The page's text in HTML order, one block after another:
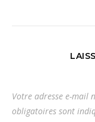
Votre adresse e-mail
obligatoires sont